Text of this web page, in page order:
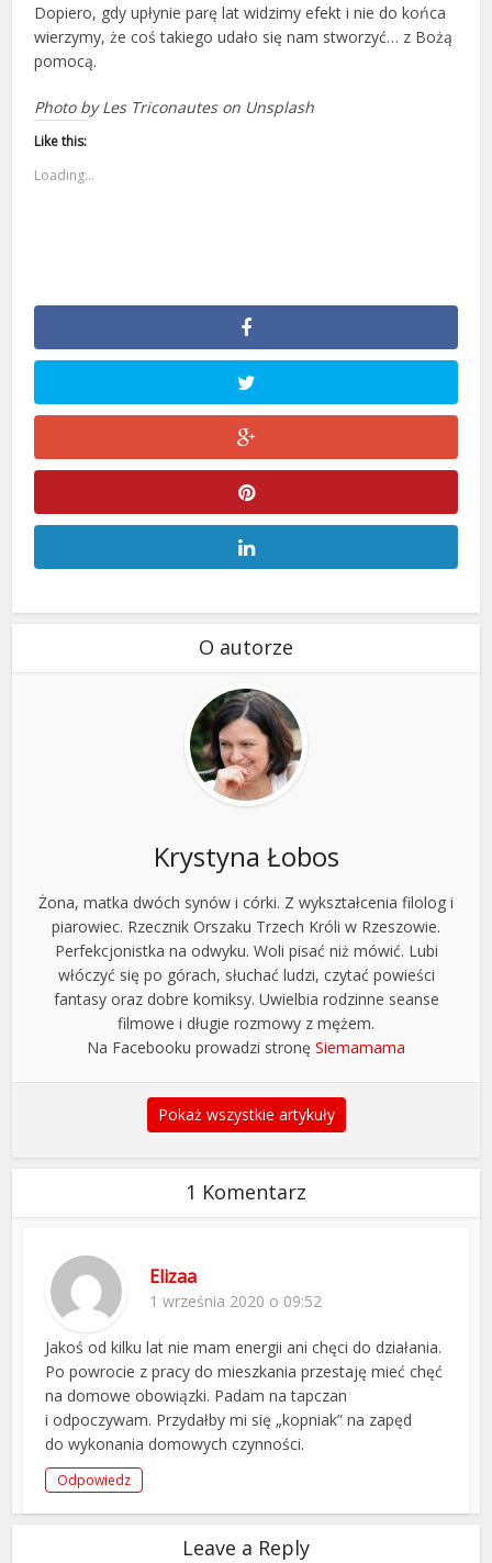
Dopiero, gdy upłynie parę lat widzimy efekt i nie do końca
wierzymy, że coś takiego udało się nam stworzyć… z Bożą
pomocą.
Photo by Les Triconautes on Unsplash
Like this:
Loading...
O autorze
Krystyna Łobos
Żona, matka dwóch synów i córki. Z wykształcenia filolog i
piarowiec. Rzecznik Orszaku Trzech Króli w Rzeszowie.
Perfekcjonistka na odwyku. Woli pisać niż mówić. Lubi
włóczyć się po górach, słuchać ludzi, czytać powieści
fantasy oraz dobre komiksy. Uwielbia rodzinne seanse
filmowe i długie rozmowy z mężem.
Na Facebooku prowadzi stronę Siemamama
Pokaż wszystkie artykuły
1 Komentarz
Elizaa
1 września 2020 o 09:52
Jakoś od kilku lat nie mam energii ani chęci do działania.
Po powrocie z pracy do mieszkania przestaję mieć chęć
na domowe obowiązki. Padam na tapczan
i odpoczywam. Przydałby mi się „kopniak” na zapęd
do wykonania domowych czynności.
Odpowiedz
Leave a Reply